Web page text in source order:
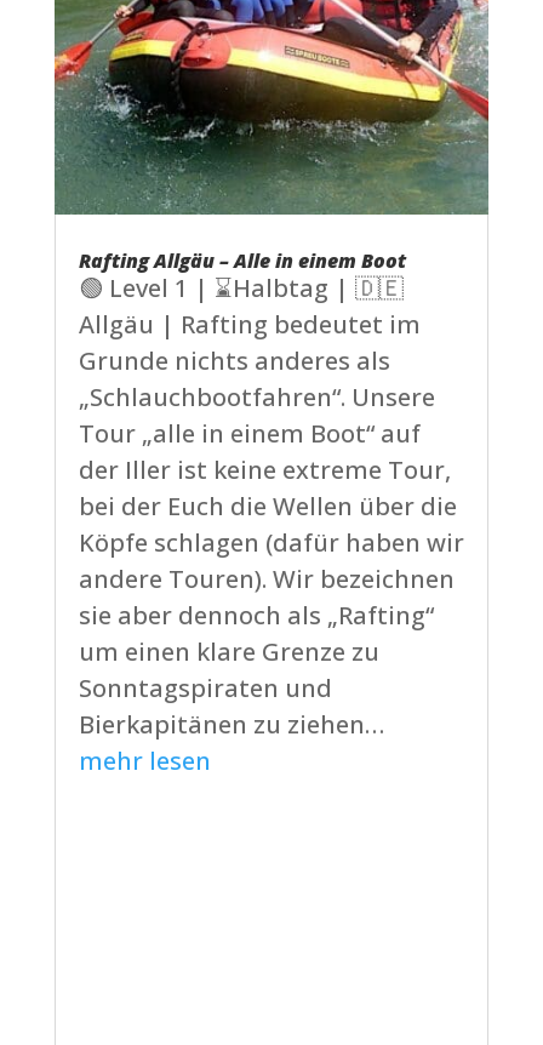
Rafting Allgäu – Alle in einem Boot
🟢 Level 1 | ⌛Halbtag | 🇩🇪
Allgäu | Rafting bedeutet im
Grunde nichts anderes als
„Schlauchbootfahren“. Unsere
Tour „alle in einem Boot“ auf
der Iller ist keine extreme Tour,
bei der Euch die Wellen über die
Köpfe schlagen (dafür haben wir
andere Touren). Wir bezeichnen
sie aber dennoch als „Rafting“
um einen klare Grenze zu
Sonntagspiraten und
Bierkapitänen zu ziehen…
mehr lesen